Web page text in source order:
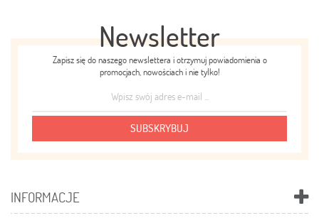
Newsletter
Zapisz się do naszego newslettera i otrzymuj powiadomienia o
promocjach, nowościach i nie tylko!
SUBSKRYBUJ
INFORMACJE